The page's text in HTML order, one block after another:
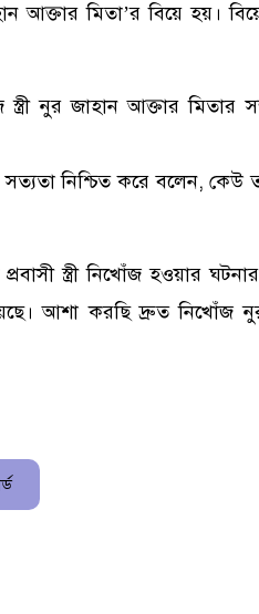
আক্তার মিতা’র বিয়ে হয়।
নুর জাহান আক্তার মিতার
নিশ্চিত করে বলেন, কেউ
স্ত্রী নিখোঁজ হওয়ার
আশা করছি দ্রুত নিখোঁজ